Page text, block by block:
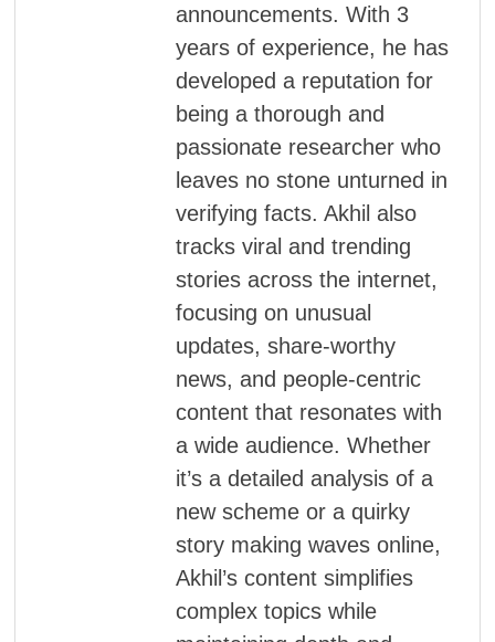
announcements. With 3
years of experience, he has
developed a reputation for
being a thorough and
passionate researcher who
leaves no stone unturned in
verifying facts. Akhil also
tracks viral and trending
stories across the internet,
focusing on unusual
updates, share-worthy
news, and people-centric
content that resonates with
a wide audience. Whether
it’s a detailed analysis of a
new scheme or a quirky
story making waves online,
Akhil’s content simplifies
complex topics while